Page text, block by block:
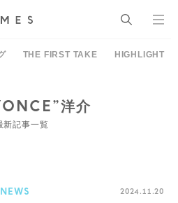
THE FIRST TAKE HIGHLIGHT
洋介
新記事一覧
NEWS 2024.11.20